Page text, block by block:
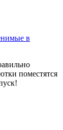
в
поместятся